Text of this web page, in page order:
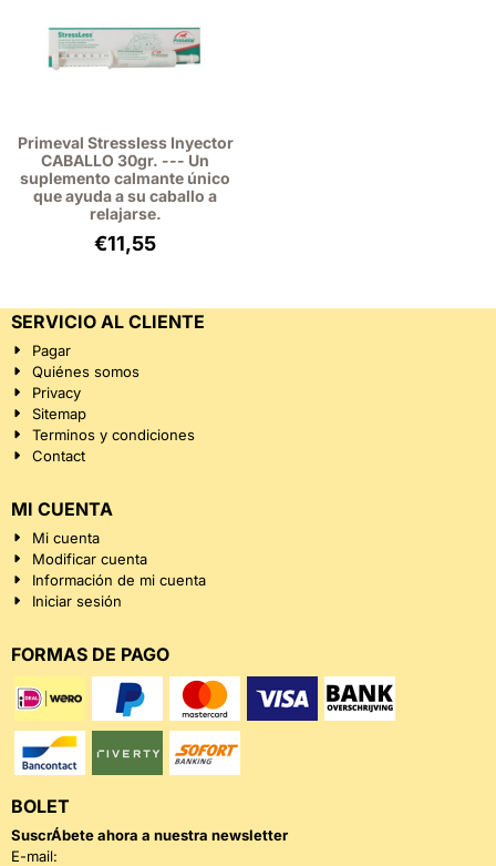
Primeval Stressless Inyector
CABALLO 30gr. --- Un
suplemento calmante único
que ayuda a su caballo a
relajarse.
€11,55
SERVICIO AL CLIENTE
Pagar
Quiénes somos
Privacy
Sitemap
Terminos y condiciones
Contact
MI CUENTA
Mi cuenta
Modificar cuenta
Información de mi cuenta
Iniciar sesión
FORMAS DE PAGO
BOLET
SuscrÁ­bete ahora a nuestra newsletter
E-mail: